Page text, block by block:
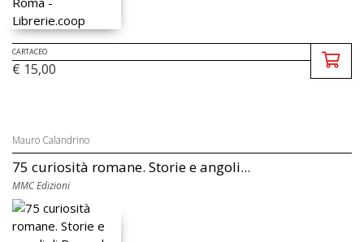
CARTACEO
€ 15,00
Mauro Calandrino
75 curiosità romane. Storie e angoli...
MMC Edizioni